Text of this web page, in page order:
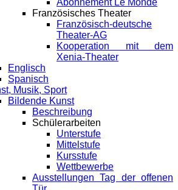
Abonnement Le Monde
Französisches Theater
Französisch-deutsche
Theater-AG
Kooperation mit dem
Xenia-Theater
Englisch
Spanisch
Musik, Sport
Bildende Kunst
Beschreibung
Schülerarbeiten
Unterstufe
Mittelstufe
Kursstufe
Wettbewerbe
Ausstellungen Tag der offenen